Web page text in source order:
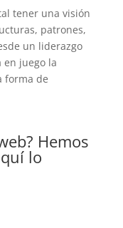
tener una visión
patrones,
un liderazgo
en juego la
forma de
Hemos
lo